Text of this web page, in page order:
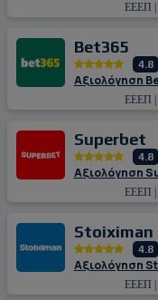
ΕΕΕΠ
Bet365
4.8
Αξιολόγηση
ΕΕΕΠ
Superbet
4.8
Αξιολόγηση
ΕΕΕΠ
Stoiximan
4.8
Αξιολόγηση
ΕΕΕΠ